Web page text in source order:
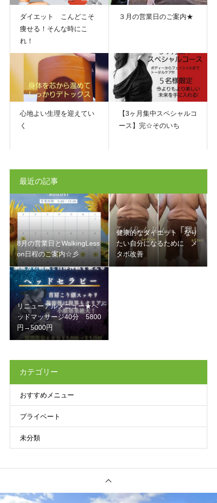
ダイエット こんどこそ
痩せる！そんな時にこ
れ！
３月の営業日のご案内★
心地よい生理を迎えてい
く
【3ヶ月集中スペシャルコ
ース】完☆そのいち
最近の記事
8月の営業日とWalkingLess
on日程のご案内☆彡
健康的なダイエット なり
たい自分になるために メ
タボ改善
リニューアルメニュー★ヘ
ッドマッサージ40分 5800
円→5000円
カテゴリー
おすすめメニュー
プライベート
未分類